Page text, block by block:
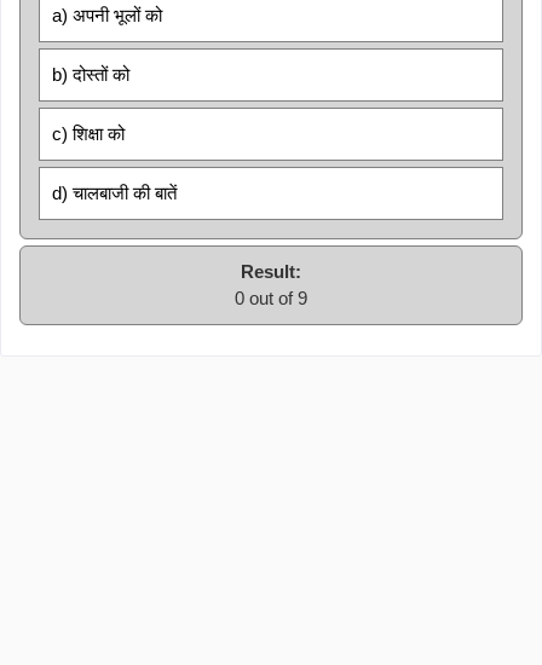
a) अपनी भूलों को
b) दोस्तों को
c) शिक्षा को
d) चालबाजी की बातें
Result:
0 out of 9